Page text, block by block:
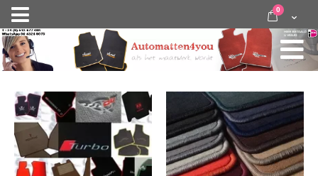
Nav
activeren
door
inhoud
Cart
0 items